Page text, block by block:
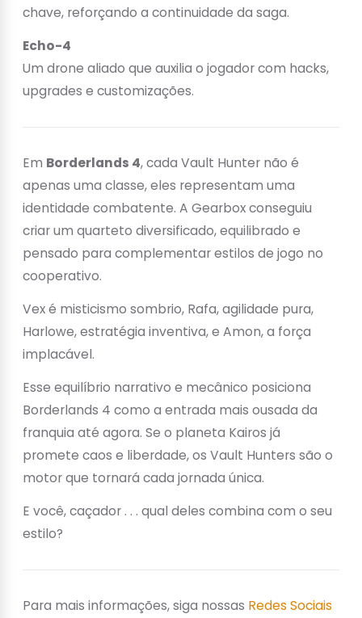
chave, reforçando a continuidade da saga.
Echo-4
Um drone aliado que auxilia o jogador com hacks,
upgrades e customizações.
Em Borderlands 4, cada Vault Hunter não é
apenas uma classe, eles representam uma
identidade combatente. A Gearbox conseguiu
criar um quarteto diversificado, equilibrado e
pensado para complementar estilos de jogo no
cooperativo.
Vex é misticismo sombrio, Rafa, agilidade pura,
Harlowe, estratégia inventiva, e Amon, a força
implacável.
Esse equilíbrio narrativo e mecânico posiciona
Borderlands 4 como a entrada mais ousada da
franquia até agora. Se o planeta Kairos já
promete caos e liberdade, os Vault Hunters são o
motor que tornará cada jornada única.
E você, caçador . . . qual deles combina com o seu
estilo?
Para mais informações, siga nossas Redes Sociais